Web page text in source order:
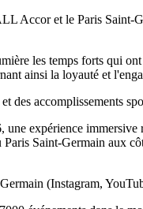
Accor et le Paris
les temps forts qui
ainsi la loyauté et
accomplissements
une expérience
Saint-Germain aux
(Instagram,